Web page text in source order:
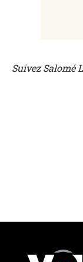
Suivez Salomé